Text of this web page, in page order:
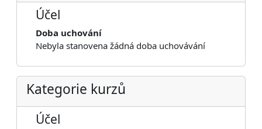
Účel
Doba uchování
Nebyla stanovena žádná doba uchovávání
Kategorie kurzů
Účel